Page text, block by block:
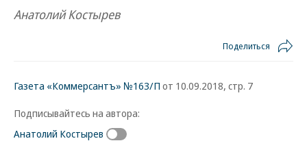
Анатолий Костырев
Поделиться
Газета «Коммерсантъ» №163/П от 10.09.2018, стр. 7
Подписывайтесь на автора:
Анатолий Костырев